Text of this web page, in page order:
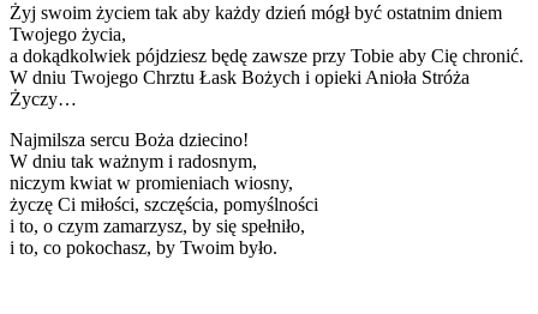
Żyj swoim życiem tak aby każdy dzień mógł być ostatnim dniem
Twojego życia,
a dokądkolwiek pójdziesz będę zawsze przy Tobie aby Cię chronić.
W dniu Twojego Chrztu Łask Bożych i opieki Anioła Stróża
Życzy…
Najmilsza sercu Boża dziecino!
W dniu tak ważnym i radosnym,
niczym kwiat w promieniach wiosny,
życzę Ci miłości, szczęścia, pomyślności
i to, o czym zamarzysz, by się spełniło,
i to, co pokochasz, by Twoim było.